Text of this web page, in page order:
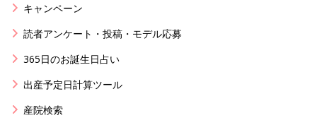
キャンペーン
読者アンケート・投稿・モデル応募
365日のお誕生日占い
出産予定日計算ツール
産院検索